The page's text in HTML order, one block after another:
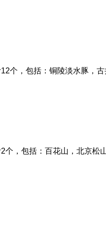
个，包括：铜陵淡水豚，
，包括：百花山，北京松山